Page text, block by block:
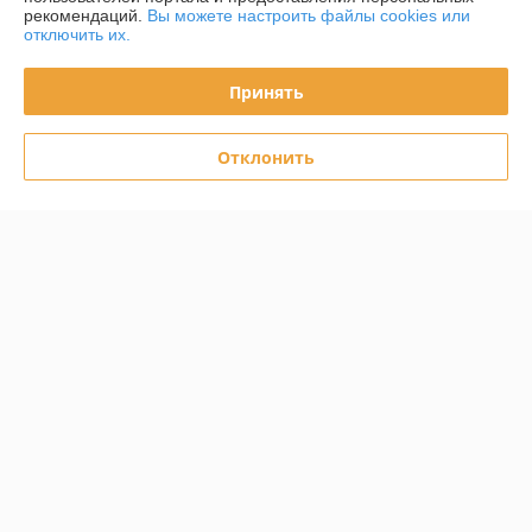
Полная версия сайта
Политика обработки cookies
рекомендаций. Вы можете настроить файлы cookies или
отключить их.
Принять
Отклонить